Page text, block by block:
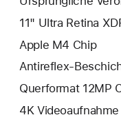
11" Ultra Retina
Apple M4 Chip
Antireflex-
Querformat 12MP
4K Video­aufnahme